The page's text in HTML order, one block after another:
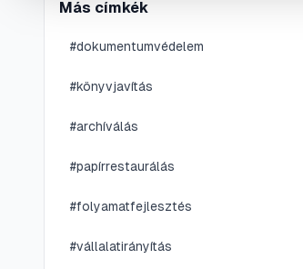
Más címkék
#dokumentumvédelem
#könyvjavítás
#archíválás
#papírrestaurálás
#folyamatfejlesztés
#vállalatirányítás